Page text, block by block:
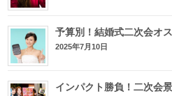
予算別！結婚式二次会オ
2025年7月10日
インパクト勝負！二次会